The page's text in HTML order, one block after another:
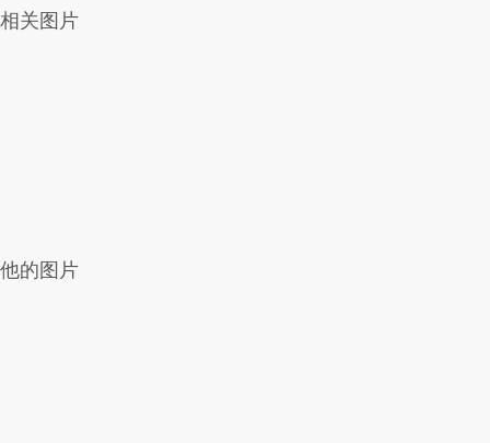
相关图片
他的图片